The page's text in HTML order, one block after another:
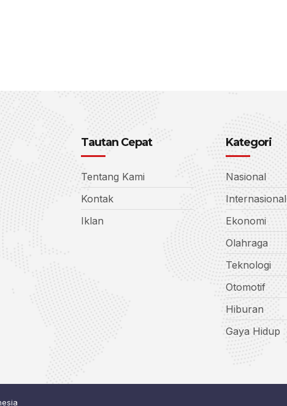
Tautan Cepat
Tentang Kami
Kontak
Iklan
Kategori
Nasional
Internasional
Ekonomi
Olahraga
Teknologi
Otomotif
Hiburan
Gaya Hidup